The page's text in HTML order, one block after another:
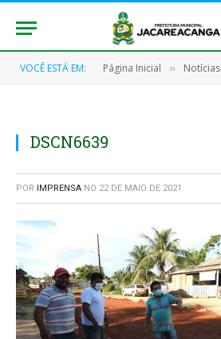
VOCÊ ESTÁ EM: Página Inicial » Notícias
DSCN6639
POR IMPRENSA NO 22 DE MAIO DE 2021